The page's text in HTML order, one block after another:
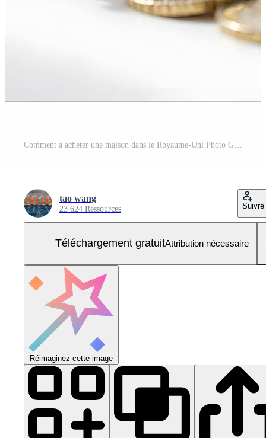
tao wang
23 624 Ressources Suivre
Téléchargement gratuitAttribution nécessaire
Réimaginez cette image